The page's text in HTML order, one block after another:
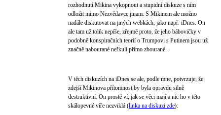
rozhodnutí Mikina vykopnout a stupidní diskuze s ním
odložit mimo Nezvědavce jinam. S Mikinem ale možno
nadále diskutovat na jiných webkách, jako např. iDnes. On
ale tam už tolik nepíše, zřejmě proto, že jeho bábovičky v
podobně konspiračních teorií o Trumpovi s Putinem jsou už
značně nabourané neřkuli přímo zbourané.
V těch diskuzích na iDnes se ale, podle mne, potvrzuje, že
zdejší Mikinova přítomnost by byla opravdu silně
destruktivní. On prostě ví, jak se věci mají a nic ho v této
skálopevné víře nezviklá (linka na diskuzi zde):